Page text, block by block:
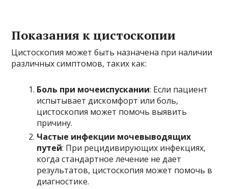
Показания к цистоскопии
Цистоскопия может быть назначена при наличии
различных симптомов, таких как:
Боль при мочеиспускании: Если пациент
испытывает дискомфорт или боль,
цистоскопия может помочь выявить
причину.
Частые инфекции мочевыводящих
путей: При рецидивирующих инфекциях,
когда стандартное лечение не дает
результатов, цистоскопия может помочь в
диагностике.